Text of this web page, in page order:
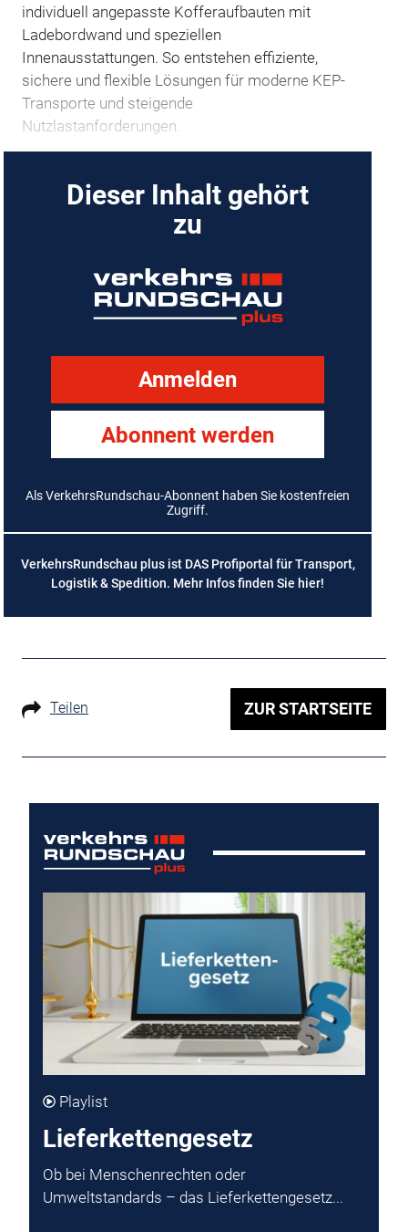
individuell angepasste Kofferaufbauten mit
Ladebordwand und speziellen
Innenausstattungen. So entstehen effiziente,
sichere und flexible Lösungen für moderne KEP-
Transporte und steigende
Nutzlastanforderungen.
Dieser Inhalt gehört
zu
Anmelden
Abonnent werden
Als VerkehrsRundschau-Abonnent haben Sie kostenfreien
Zugriff.
VerkehrsRundschau plus ist DAS Profiportal für Transport,
Logistik & Spedition. Mehr Infos finden Sie hier!
Teilen ZUR STARTSEITE
Playlist
Lieferkettengesetz
Ob bei Menschenrechten oder
Umweltstandards – das Lieferkettengesetz...